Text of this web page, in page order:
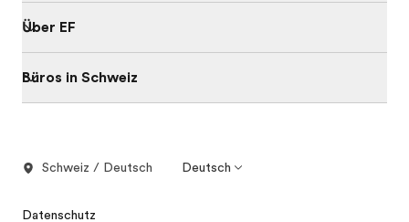
Über EF
Büros in Schweiz
Schweiz / Deutsch Deutsch
Datenschutz